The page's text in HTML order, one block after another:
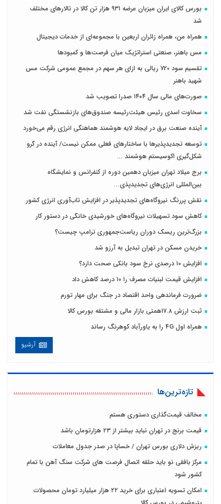
بورس کالای ایران میزبان عرضه ۹۳۱ هزار تن کالا در تالارهای مختلف
شد
همراه من، همراه زائران اربعین با مجموعه‌ای از خدمات دیجیتال
مس باهنر، صنعتی استراتژیک میان فرصت‌ها و کمبودها
تقسیم سود 720 ریالی به ازای هر سهم در مجمع عمومی شرکت مس
شهید باهنر
صورت‌های مالی سال ۱۴۰۴ صدرا تصویب شد
سخاوت اسدی رئیس هیئت‌رئیسه صندوق‌های بازنشستگی نفت شد
آینده صنعت برق در ایجاد لایه هوشمند هماهنگی انرژی رقم می‌خورد
توسعه تجدیدپذیرها با ساختارهای فعلی ممکن نیست/ آینده در گرو
شکل‌گیری اکوسیستم هوشمند ...
برج میلاد تهران میزبان دهمین دوره از کنفرانس و نمایشگاه
بین‌المللی انرژی‌های تجدیدپذی...
نقش پررنگ نیروگاه‌های تجدیدپذیر در افزایش تاب‌آوری انرژی کشور
کاهش سود تسهیلات نیروگاه‌های خورشیدی خانگی در دستور کار
بزرگ‌ترین ریسک دوران ریاست‌جمهوری ترامپ چیست؟
خریدن مسکن در تهران تبدیل به آرزو شد
افزایش ۱۰ درصدی نرخ سود بانکی صحت دارد؟
افزایش قیمت لبنیات مصرف را ۱۰ درصد کاهش داد
ضرورت فرماندهی واحد اقتصاد در جنگ برای مهار تورم
ثبت ارزش ۱۷.۸همتی بازار مالی و مشتقه بورس کالا
همراه اول 4G را به یاورآباد کوهرنگ رساند
آرشیو
تازه‌ترین‌ها
مخالف قیمت‌گذاری دستوری هستم
قیمت برنج در تهران نباید بیشتر از ۲۳ هزارتومان باشد
ریزش دلاری بورس تهران / خساپا در صدر جدول معاملات
مرکز بافقی نو باید حلقه اتصال فرصت های شرکت سنگ آهن با تمام
کشور شود
امکان تسویه اعتباری برای خرید ۲۲ هزار میلیارد تومان محصولات